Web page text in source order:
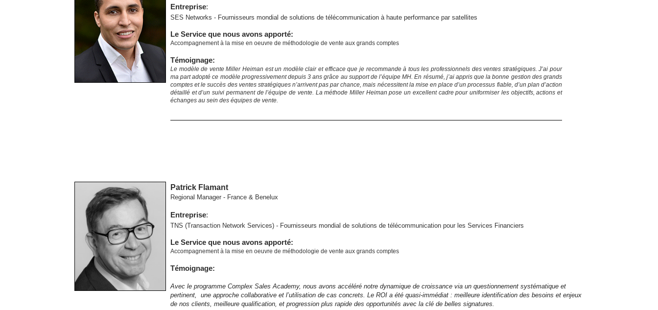
Entreprise:
SES Networks - Fournisseurs mondial de solutions de télécommunication à haute performance par satellites
Le Service que nous avons apporté:
Accompagnement à la mise en oeuvre de méthodologie de vente aux grands comptes
Témoignage:
Le modèle de vente Miller Heiman est un modèle clair et efficace que je recommande à tous les professionnels des ventes stratégiques. J’ai pour
ma part adopté ce modèle progressivement depuis 3 ans grâce au support de l’équipe MH. En résumé, j’ai appris que la bonne gestion des grands
comptes et le succès des ventes stratégiques n’arrivent pas par chance, mais nécessitent la mise en place d’un processus fiable, d’un plan d’action
détaillé et d’un suivi permanent de l’équipe de vente. La méthode Miller Heiman pose un excellent cadre pour uniformiser les objectifs, actions et
échanges au sein des équipes de vente.
Patrick Flamant
Regional Manager - France & Benelux
Entreprise:
TNS (Transaction Network Services) - Fournisseurs mondial de solutions de télécommunication pour les Services Financiers
Le Service que nous avons apporté:
Accompagnement à la mise en oeuvre de méthodologie de vente aux grands comptes
Témoignage:
Avec le programme Complex Sales Academy, nous avons accéléré notre dynamique de croissance via un questionnement systématique et
pertinent, une approche collaborative et l’utilisation de cas concrets. Le ROI a été quasi-immédiat : meilleure identification des besoins et enjeux
de nos clients, meilleure qualification, et progression plus rapide des opportunités avec la clé de belles signatures.